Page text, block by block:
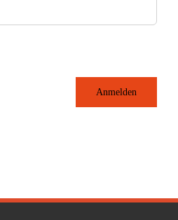
Anmelden